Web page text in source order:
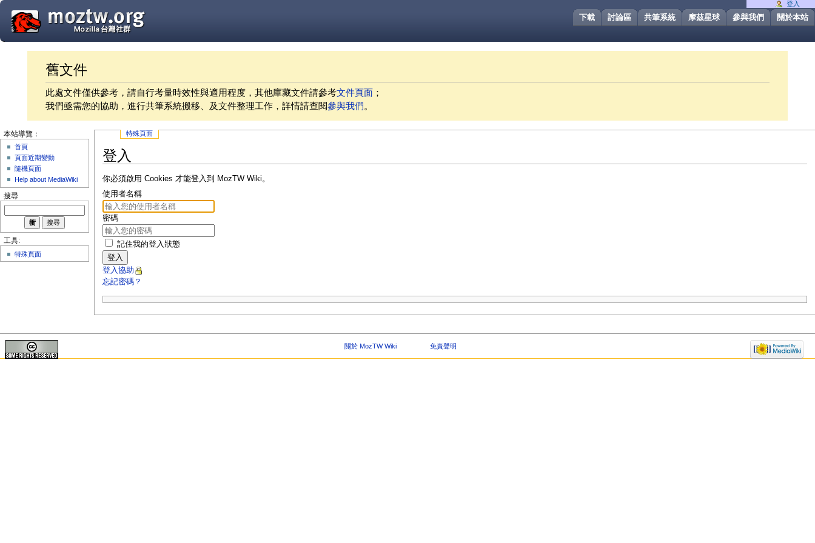
關於本站
參與我們
摩茲星球
共筆系統
討論區
下載
舊文件
此處文件僅供參考，請自行考量時效性與適用程度，其他庫藏文件請參考文件頁面 ；
我們亟需您的協助，進行共筆系統搬移、及文件整理工作，詳情請查閱參與我們。
特殊頁面
登入
你必須啟用 Cookies 才能登入到 MozTW Wiki。
使用者名稱
密碼
記住我的登入狀態
登入
登入協助
忘記密碼？
登入
本站導覽：
首頁
頁面近期變動
隨機頁面
Help about MediaWiki
搜尋
工具:
特殊頁面
關於 MozTW Wiki 免責聲明